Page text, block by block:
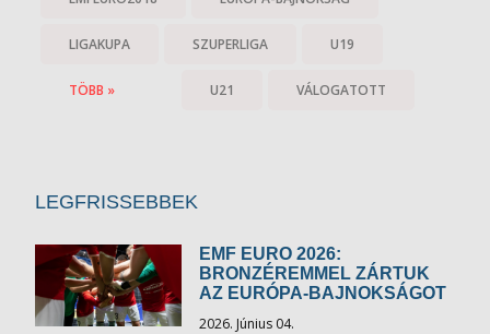
LIGAKUPA SZUPERLIGA U19
U21 VÁLOGATOTT
TÖBB »
LEGFRISSEBBEK
EMF EURO 2026:
BRONZÉREMMEL ZÁRTUK
AZ EURÓPA-BAJNOKSÁGOT
2026. Június 04.